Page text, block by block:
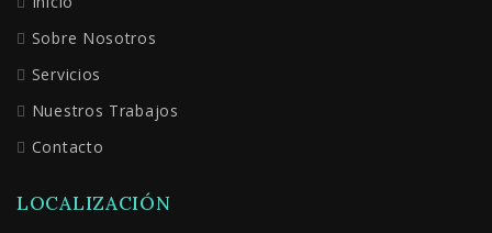
Sobre Nosotros
Servicios
Nuestros Trabajos
Contacto
LOCALIZACIÓN